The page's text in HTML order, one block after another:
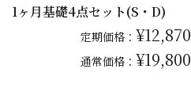
1ヶ月基礎4点セット(S・D)
定期価格： ¥12,870
通常価格： ¥19,800